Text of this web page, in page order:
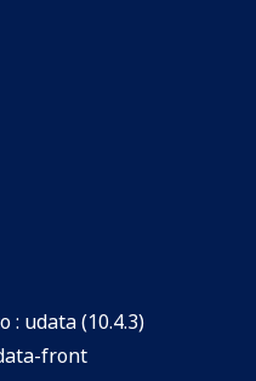
: udata (10.4.3)
front